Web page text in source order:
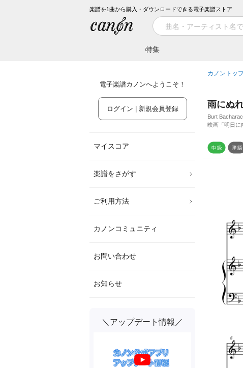
楽譜を1曲から購入・ダウンロードできる電子楽譜ストア
特集
電子楽譜カノンへようこそ！
ログイン | 新規会員登録
マイスコア
楽譜をさがす
ご利用方法
カノンコミュニティ
お問い合わせ
お知らせ
＼アップデート情報／
カノントッ
雨にぬ
Burt
映画「明日に